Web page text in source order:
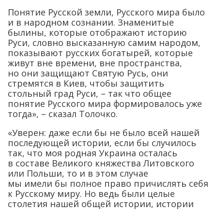
Понятие Русской земли, Русского мира было
и в народном сознании. Знаменитые
былины, которые отображают историю
Руси, словно высказанную самим народом,
показывают русских богатырей, которые
живут вне времени, вне пространства,
но они защищают Святую Русь, они
стремятся в Киев, чтобы защитить
стольный град Руси, – так что общее
понятие Русского мира формировалось уже
тогда», – сказал Толочко.
«Уверен: даже если бы не было всей нашей
последующей истории, если бы случилось
так, что моя родная Украина осталась
в составе Великого княжества Литовского
или Польши, то и в этом случае
мы имели бы полное право причислять себя
к Русскому миру. Но ведь были целые
столетия нашей общей истории, истории